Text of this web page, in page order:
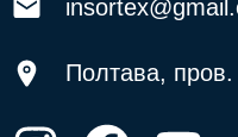
Полтава,